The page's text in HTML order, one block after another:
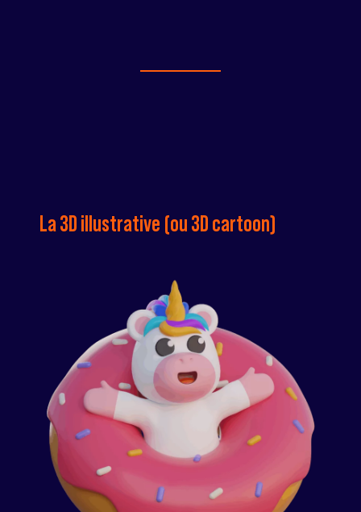
La 3D illustrative (ou 3D cartoon)